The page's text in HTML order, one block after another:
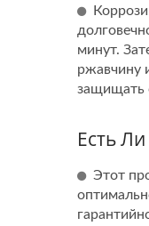
минут.
ржавчину
защищать
Есть
Этот